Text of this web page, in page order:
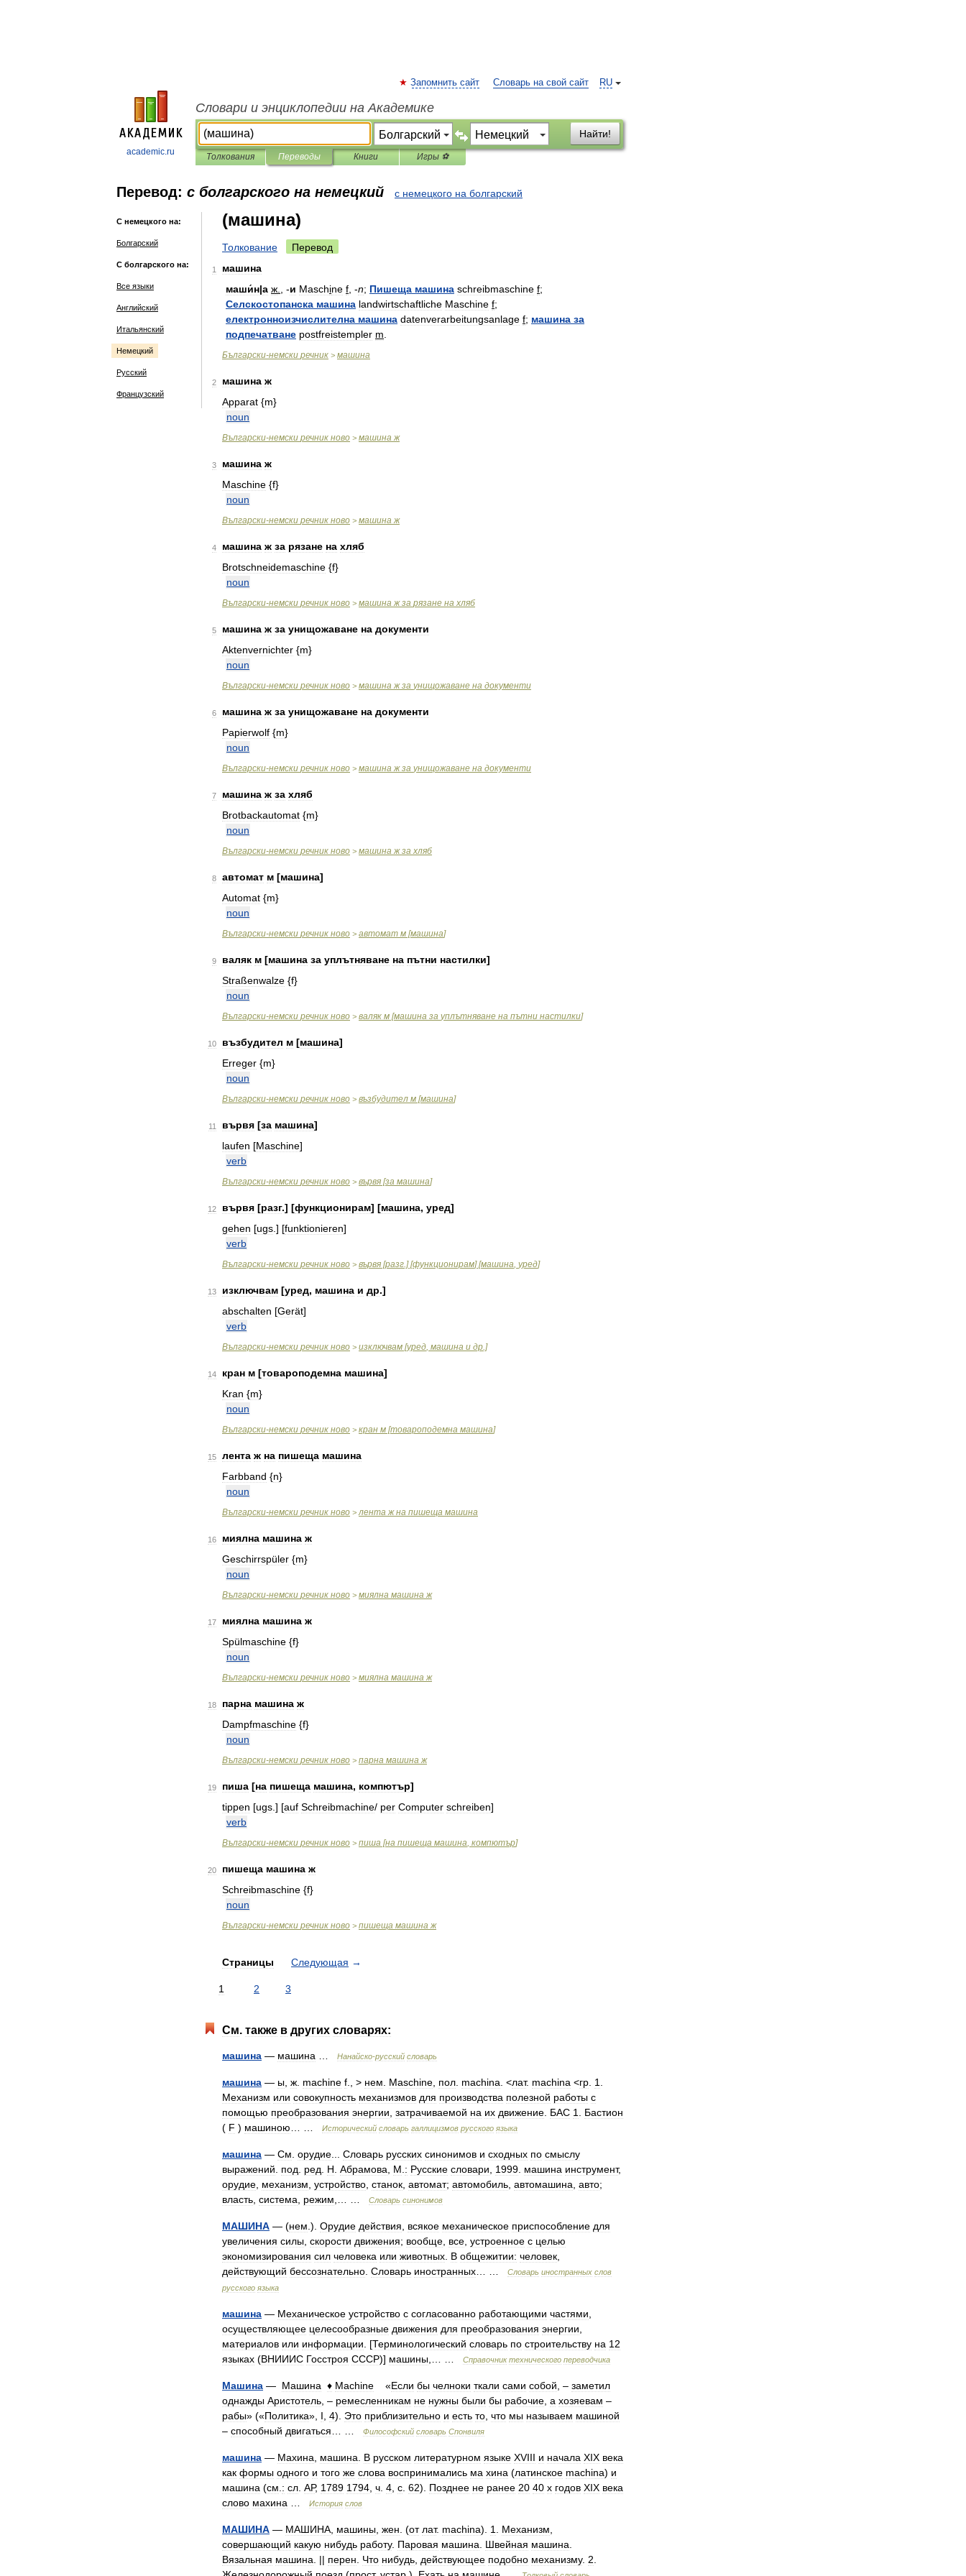
academic.ru
RU
Запомнить сайт Словарь на свой сайт
Словари и энциклопедии на Академике
Найти!
Толкования Переводы Книги Игры ⚽
Перевод: с болгарского на немецкий с немецкого на болгарский
С немецкого на:
Болгарский
С болгарского на:
Все языки
Английский
Итальянский
Немецкий
Русский
Французский
(машина)
Толкование Перевод
1
машина
маши́н|а ж , -и Maschine f , -n; Пишеща машина schreibmaschine f;
Селскостопанска машина landwirtschaftliche Maschine f;
електронноизчислителна машина datenverarbeitungsanlage f; машина за
подпечатване postfreistempler m
Български-немски речник > машина
2 машина ж
Apparat {m}
noun
Bългарски-немски речник ново > машина ж
3 машина ж
Maschine {f}
noun
Bългарски-немски речник ново > машина ж
4 машина ж за рязане на хляб
Brotschneidemaschine {f}
noun
Bългарски-немски речник ново > машина ж за рязане на хляб
5 машина ж за унищожаване на документи
Aktenvernichter {m}
noun
Bългарски-немски речник ново > машина ж за унищожаване на документи
6 машина ж за унищожаване на документи
Papierwolf {m}
noun
Bългарски-немски речник ново > машина ж за унищожаване на документи
7 машина ж за хляб
Brotbackautomat {m}
noun
Bългарски-немски речник ново > машина ж за хляб
8 автомат м [машина]
Automat {m}
noun
Bългарски-немски речник ново > автомат м [машина]
9 валяк м [машина за уплътняване на пътни настилки]
Straßenwalze {f}
noun
Bългарски-немски речник ново > валяк м [машина за уплътняване на пътни настилки]
10 възбудител м [машина]
Erreger {m}
noun
Bългарски-немски речник ново > възбудител м [машина]
11 вървя [за машина]
laufen [Maschine]
verb
Bългарски-немски речник ново > вървя [за машина]
12 вървя [разг.] [функционирам] [машина, уред]
gehen [ugs .] [funktionieren]
verb
Bългарски-немски речник ново > вървя [разг.] [функционирам] [машина, уред]
13 изключвам [уред, машина и др.]
abschalten [Gerät]
verb
Bългарски-немски речник ново > изключвам [уред, машина и др.]
14 кран м [товароподемна машина]
Kran {m}
noun
Bългарски-немски речник ново > кран м [товароподемна машина]
15 лента ж на пишеща машина
Farbband {n}
noun
Bългарски-немски речник ново > лента ж на пишеща машина
16 миялна машина ж
Geschirrspüler {m}
noun
Bългарски-немски речник ново > миялна машина ж
17 миялна машина ж
Spülmaschine {f}
noun
Bългарски-немски речник ново > миялна машина ж
18 парна машина ж
Dampfmaschine {f}
noun
Bългарски-немски речник ново > парна машина ж
19 пиша [на пишеща машина, компютър]
tippen [ugs .] [auf Schreibmachine/ per Computer schreiben]
verb
Bългарски-немски речник ново > пиша [на пишеща машина, компютър]
20 пишеща машина ж
Schreibmaschine {f}
noun
Bългарски-немски речник ново > пишеща машина ж
Страницы Следующая →
1 2 3
См. также в других словарях:
машина — машина Нанайско-русский словарь
машина — ы ж machine f ., > нем Maschine пол machina . <лат. machina <гр 1
Механизм или совокупность механизмов для производства полезной работы с
помощью преобразования энергии затрачиваемой на их движение БАС 1
Бастион
( F ) машиною Исторический словарь галлицизмов русского языка
машина — См орудие Словарь русских синонимов и сходных по смыслу
выражений
под ред Н Абрамова М : Русские словари 1999 машина инструмент,
орудие механизм устройство станок автомат; автомобиль автомашина авто;
власть система режим Словарь синонимов
МАШИНА — (нем .). Орудие действия всякое механическое приспособление для
увеличения силы скорости движения; вообще все устроенное с целью
экономизирования сил человека или животных В общежитии: человек
действующий бессознательно Словарь иностранных Словарь иностранных слов
русского языка
машина — Механическое устройство с согласованно работающими частями
осуществляющее целесообразные движения для преобразования энергии
материалов или информации . [Терминологический словарь по строительству на 12
языках (ВНИИИС Госстроя СССР)] машины Справочник технического переводчика
Машина — Машина ♦ Machine «Если бы челноки ткали сами собой , – заметил
однажды Аристотель , – ремесленникам не нужны были бы рабочие а хозяевам –
рабы» («Политика», I 4). Это приблизительно и есть то что мы называем машиной
– способный двигаться Философский словарь Спонвиля
машина — Махина машина В русском литературном языке XVIII и начала XIX века
как формы одного и того же слова воспринимались ма хина (латинское machina) и
машина (см : cл АР, 1789 1794 ч 4 с 62). Позднее не ранее 20 40 х годов XIX века
слово махина История слов
МАШИНА — МАШИНА машины жен . (от лат. machina). 1 Механизм
совершающий какую нибудь работу. Паровая машина Швейная машина
Вязальная машина . || перен Что нибудь действующее подобно механизму. 2